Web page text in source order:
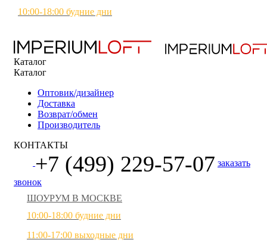
10:00-18:00 будние дни
Каталог
Каталог
Оптовик/дизайнер
Доставка
Возврат/обмен
Производитель
КОНТАКТЫ
+7 (499) 229-57-07 заказать
звонок
ШОУРУМ В МОСКВЕ
10:00-18:00 будние дни
11:00-17:00 выходные дни